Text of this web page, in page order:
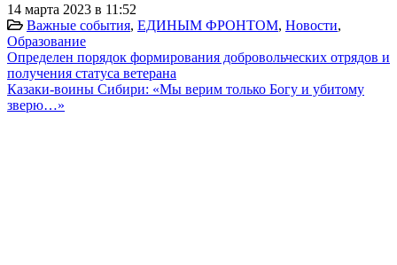
14 марта 2023 в 11:52
Важные события, ЕДИНЫМ ФРОНТОМ, Новости,
Образование
Определен порядок формирования добровольческих отрядов и
получения статуса ветерана
Казаки-воины Сибири: «Мы верим только Богу и убитому
зверю…»